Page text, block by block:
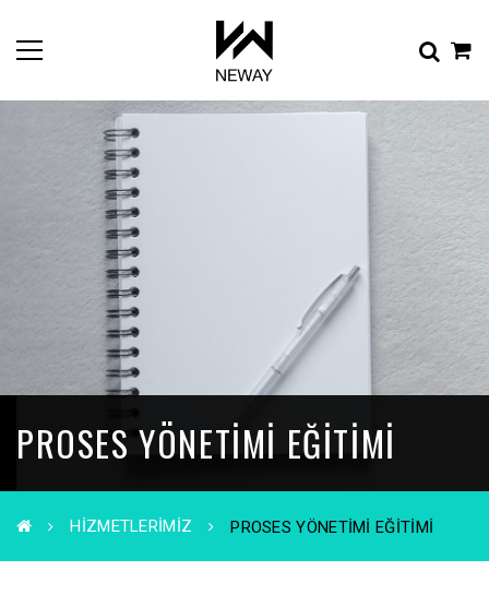
PROSES YÖNETIMI EĞITIMI
HIZMETLERIMIZ PROSES YÖNETIMI EĞITIMI